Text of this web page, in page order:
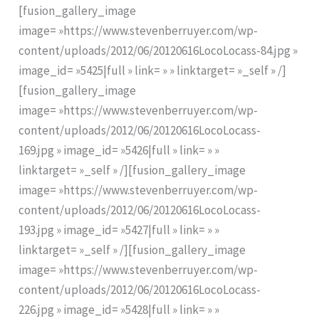
[fusion_gallery_image
image= »https://www.stevenberruyer.com/wp-
content/uploads/2012/06/20120616LocoLocass-84.jpg »
image_id= »5425|full » link= » » linktarget= »_self » /]
[fusion_gallery_image
image= »https://www.stevenberruyer.com/wp-
content/uploads/2012/06/20120616LocoLocass-
169.jpg » image_id= »5426|full » link= » »
linktarget= »_self » /][fusion_gallery_image
image= »https://www.stevenberruyer.com/wp-
content/uploads/2012/06/20120616LocoLocass-
193.jpg » image_id= »5427|full » link= » »
linktarget= »_self » /][fusion_gallery_image
image= »https://www.stevenberruyer.com/wp-
content/uploads/2012/06/20120616LocoLocass-
226.jpg » image_id= »5428|full » link= » »